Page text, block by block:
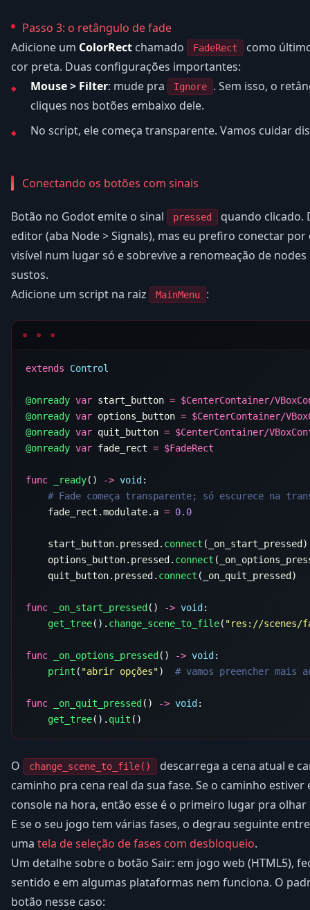
Passo 3: o retângulo de fade
Adicione um ColorRect chamado FadeRect
como
cor preta. Duas configurações importantes:
Mouse > Filter: mude pra Ignore
. Sem isso, o
cliques nos botões embaixo dele.
No script, ele começa transparente. Vamos cuidar
Conectando os botões com sinais
Botão no Godot emite o sinal pressed
quando clicado.
editor (aba Node > Signals), mas eu prefiro conectar
visível num lugar só e sobrevive a renomeação de
sustos.
Adicione um script na raiz
MainMenu :
extends
@onready var start_button = $
@onready var options_button = $
@onready var quit_button = $
@onready var fade_rect = $
func _ready() -> void
    fade_rect.modulate.a
=
    start_button.pressed.
connect
    options_button.pressed.
connect
    quit_button.pressed.
connect
func _on_start_pressed () -> void
    get_tree
(). change_scene_to_file( "res://scenes/
func _on_options_pressed () -> void
    print
( "abrir opções")
func _on_quit_pressed () -> void
    get_tree
(). quit
O change_scene_to_file()
descarrega a cena atual e
caminho pra cena real da sua fase. Se o caminho
console na hora, então esse é o primeiro lugar pra
E se o seu jogo tem várias fases, o degrau seguinte
uma tela de seleção de fases com desbloqueio.
Um detalhe sobre o botão Sair: em jogo web (HTML5),
sentido e em algumas plataformas nem funciona. O
botão nesse caso: